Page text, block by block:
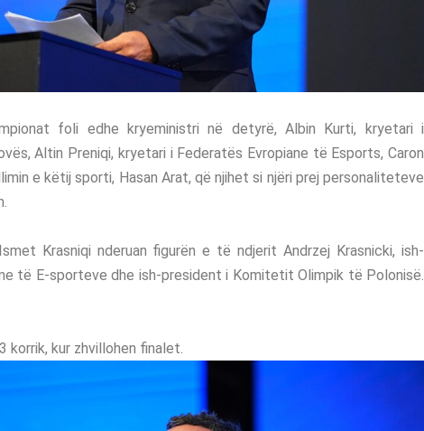
foli edhe kryeministri në detyrë, Albin Kurti, kryetari i
Altin Preniqi, kryetari i Federatës Evropiane të Esports, Caron
e këtij sporti, Hasan Arat, që njihet si njëri prej personaliteteve
Krasniqi nderuan figurën e të ndjerit Andrzej Krasnicki, ish-
të E-sporteve dhe ish-president i Komitetit Olimpik të Polonisë.
korrik, kur zhvillohen finalet.